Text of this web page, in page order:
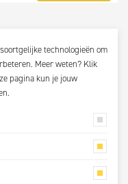
in jouw mailbox? Schrijf
ga je akkoord met
technologieën om
Meer weten? Klik
pagina kun je jouw